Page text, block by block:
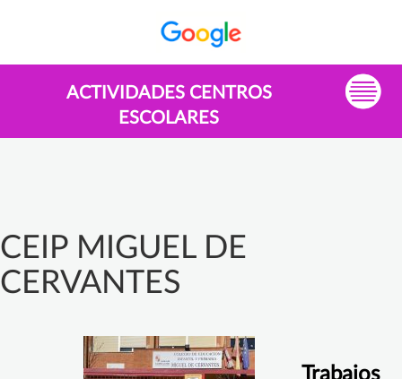
ACTIVIDADES CENTROS
ESCOLARES
CEIP MIGUEL DE
CERVANTES
Trabajos